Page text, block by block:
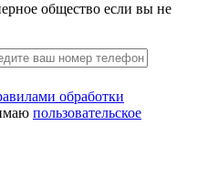
общество если вы не
обработки
пользовательское